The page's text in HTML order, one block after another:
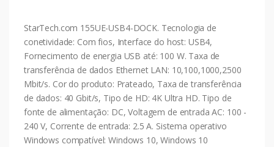
StarTech.com 155UE-USB4-DOCK. Tecnologia de
conetividade: Com fios, Interface do host: USB4,
Fornecimento de energia USB até: 100 W. Taxa de
transferência de dados Ethernet LAN: 10,100,1000,2500
Mbit/s. Cor do produto: Prateado, Taxa de transferência
de dados: 40 Gbit/s, Tipo de HD: 4K Ultra HD. Tipo de
fonte de alimentação: DC, Voltagem de entrada AC: 100 -
240 V, Corrente de entrada: 2.5 A. Sistema operativo
Windows compatível: Windows 10, Windows 10